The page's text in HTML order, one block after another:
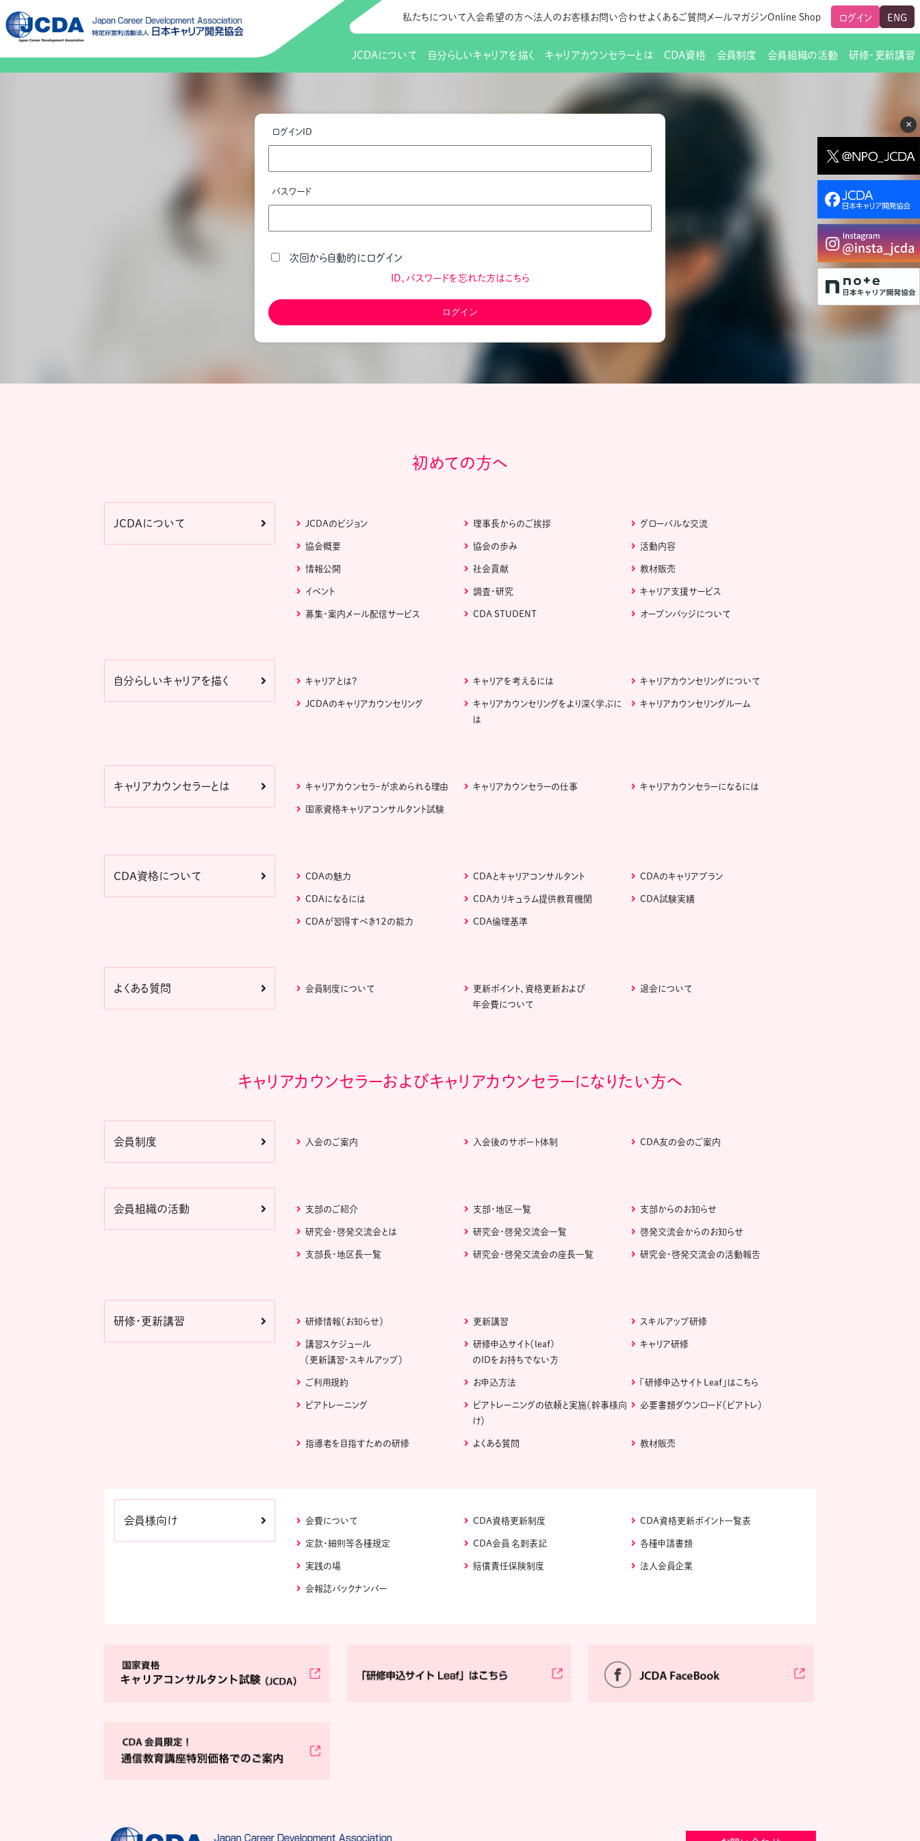
×
私たちについて 入会希望の方へ法人のお客様お問い合わせよくあるご質問 メールマガジンOnline Shop ログイン ENG
JCDAについて
理事長からのご挨拶
イベント 調査・研究 人生すごろく金の糸
キャリア支援サービス 募集・案内メール配信サービス
自分らしいキャリアを描く キャリアカウンセラーとは CDA資格 会員制度
会員向けサポート
会費について CDA資格更新制度
定款・細則等各種規定 CDA会員 名刺表記
会報誌バックナンバー
会員組織の活動
支部・地区一覧
支部長・地区長一覧 研究会・啓発交流会の座長一覧 研究会・啓発交流会の活動報告
研修・更新講習
更新講習
必要書類ダウンロード（ピアトレ）
指導者を目指すための研修
ログインID
パスワード
次回から自動的にログイン
ID、パスワードを忘れた方はこちら
初めての方へ
JCDAについて JCDAのビジョン 理事長からのご挨拶 グローバルな交流
協会概要 協会の歩み 活動内容
情報公開 社会貢献 教材販売
イベント 調査・研究 キャリア支援サービス
募集・案内メール配信サービス CDA STUDENT オープンバッジについて
自分らしいキャリアを描く キャリアとは？ キャリアを考えるには キャリアカウンセリングについて
JCDAのキャリアカウンセリング
キャリアカウンセリングをより深く学ぶに
は
キャリアカウンセリングルーム
キャリアカウンセラーとは キャリアカウンセラｰが求められる理由 キャリアカウンセラーの仕事 キャリアカウンセラーになるには
国家資格キャリアコンサルタント試験
CDA資格について CDAの魅力 CDAとキャリアコンサルタント CDAのキャリアプラン
CDAになるには CDAカリキュラム提供教育機関 CDA試験実績
CDAが習得すべき１２の能力 CDA倫理基準
よくある質問 会員制度について
更新ポイント、資格更新および
年会費について
退会について
キャリアカウンセラーおよびキャリアカウンセラーになりたい方へ
会員制度 入会のご案内 入会後のサポート体制 CDA友の会のご案内
会員組織の活動 支部のご紹介 支部・地区一覧 支部からのお知らせ
研究会・啓発交流会とは 研究会・啓発交流会一覧 啓発交流会からのお知らせ
支部長・地区長一覧 研究会・啓発交流会の座長一覧 研究会・啓発交流会の活動報告
研修・更新講習 研修情報（お知らせ） 更新講習 スキルアップ研修
講習スケジュール
（更新講習・スキルアップ）
研修申込サイト（leaf)
のIDをお持ちでない方
キャリア研修
ご利用規約 お申込方法 「研修申込サイト Leaf」はこちら
ピアトレーニング
ピアトレーニングの依頼と実施（幹事様向
け）
必要書類ダウンロード（ピアトレ）
指導者を目指すための研修 よくある質問 教材販売
会員様向け 会費について CDA資格更新制度 CDA資格更新ポイント一覧表
定款・細則等各種規定 CDA会員 名刺表記 各種申請書類
実践の場 賠償責任保険制度 法人会員企業
会報誌バックナンバー